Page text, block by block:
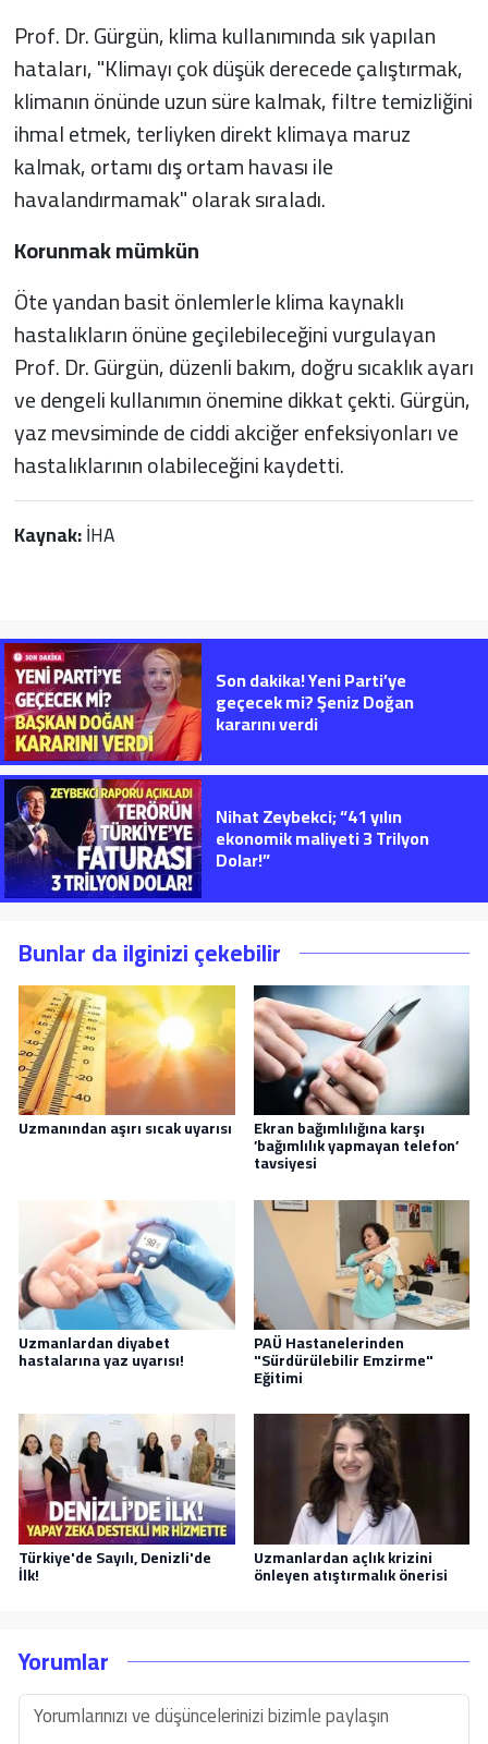
Prof. Dr. Gürgün, klima kullanımında sık yapılan
hataları, "Klimayı çok düşük derecede çalıştırmak,
klimanın önünde uzun süre kalmak, filtre temizliğini
ihmal etmek, terliyken direkt klimaya maruz
kalmak, ortamı dış ortam havası ile
havalandırmamak" olarak sıraladı.
Korunmak mümkün
Öte yandan basit önlemlerle klima kaynaklı
hastalıkların önüne geçilebileceğini vurgulayan
Prof. Dr. Gürgün, düzenli bakım, doğru sıcaklık ayarı
ve dengeli kullanımın önemine dikkat çekti. Gürgün,
yaz mevsiminde de ciddi akciğer enfeksiyonları ve
hastalıklarının olabileceğini kaydetti.
Kaynak:İHA
Son dakika! Yeni Parti’ye
geçecek mi? Şeniz Doğan
kararını verdi
Nihat Zeybekci; “41 yılın
ekonomik maliyeti 3 Trilyon
Dolar!”
Bunlar da ilginizi çekebilir
Uzmanından aşırı sıcak uyarısı Ekran bağımlılığına karşı
’bağımlılık yapmayan telefon’
tavsiyesi
Uzmanlardan diyabet
hastalarına yaz uyarısı!
PAÜ Hastanelerinden
"Sürdürülebilir Emzirme"
Eğitimi
Türkiye'de Sayılı, Denizli'de
İlk!
Uzmanlardan açlık krizini
önleyen atıştırmalık önerisi
Yorumlar